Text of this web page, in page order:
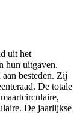
uit het
hun uitgaven.
besteden. Zij
De totale
De jaarlijkse